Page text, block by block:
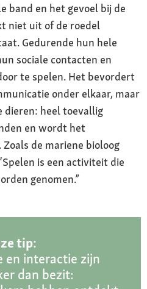
band en het gevoel bij de
niet uit of de roedel
Gedurende hun hele
sociale contacten en
te spelen. Het bevordert
onder elkaar, maar
dieren: heel toevallig
en wordt het
de mariene bioloog
is een activiteit die
genomen.”
tip:
en interactie zijn
dan bezit: